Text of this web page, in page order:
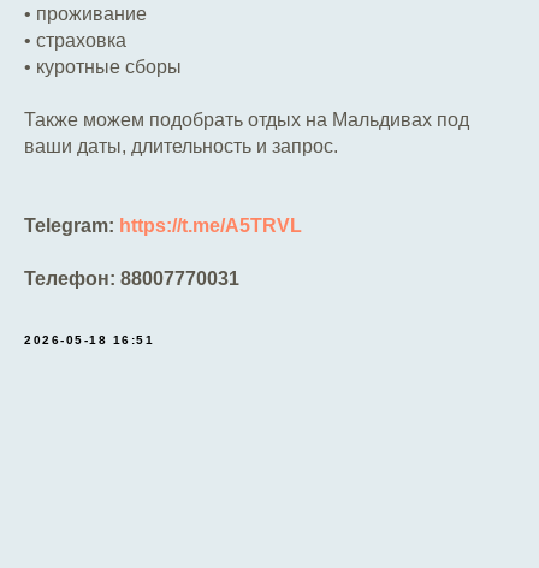
• проживание
• страховка
• куротные сборы
Также можем подобрать отдых на Мальдивах под
ваши даты, длительность и запрос.
Telegram: https://t.me/A5TRVL
Телефон: 88007770031
2026-05-18 16:51